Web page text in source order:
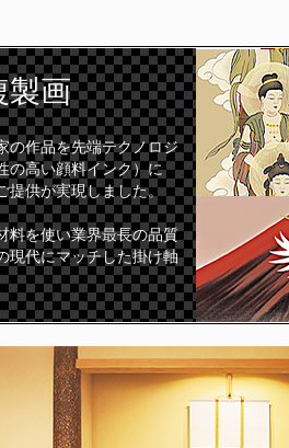
製画
の作品を先端テクノロジ
の高い顔料インク）に
提供が実現しました。
料を使い業界最長の品質
現代にマッチした掛け軸